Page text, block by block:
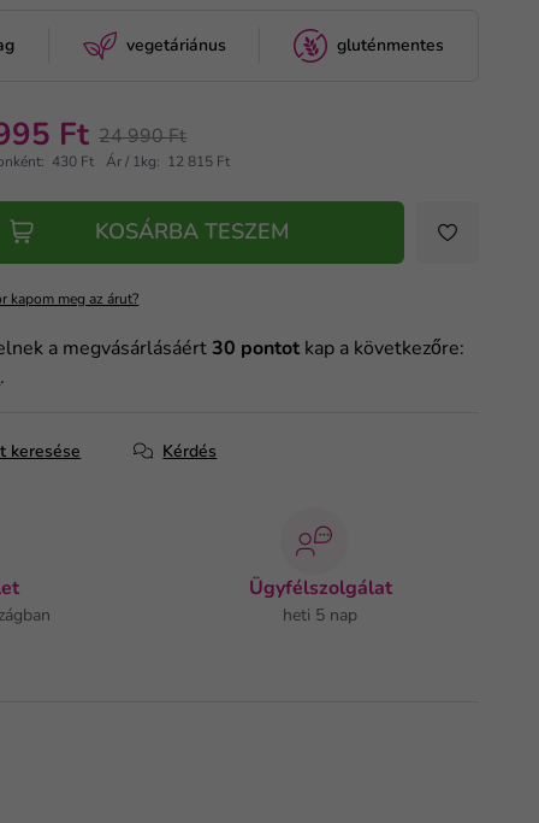
vegetáriánus gluténmentes
Ft 24 990 Ft
430 Ft Ár / 1kg: 12 815 Ft
KOSÁRBA TESZEM
kapom meg az árut?
a megvásárlásáért30 pontot kap a következőre:
.
keresése Kérdés
Ügyfélszolgálat
heti 5 nap